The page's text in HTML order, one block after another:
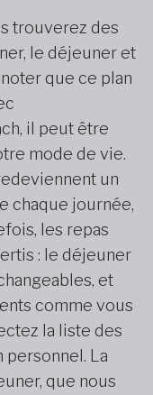
trouverez des
le déjeuner et
que ce plan
il peut être
mode de vie.
un
chaque journée,
les repas
: le déjeuner
et
comme vous
la liste des
personnel. La
que nous